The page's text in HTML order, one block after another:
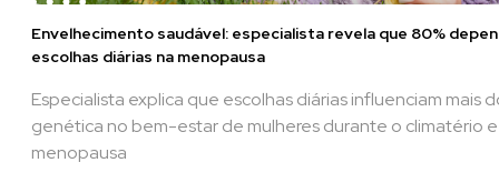
Envelhecimento saudável: especialista revela que 80%
escolhas diárias na menopausa
Especialista explica que escolhas diárias influenciam mais
genética no bem-estar de mulheres durante o climatério
menopausa